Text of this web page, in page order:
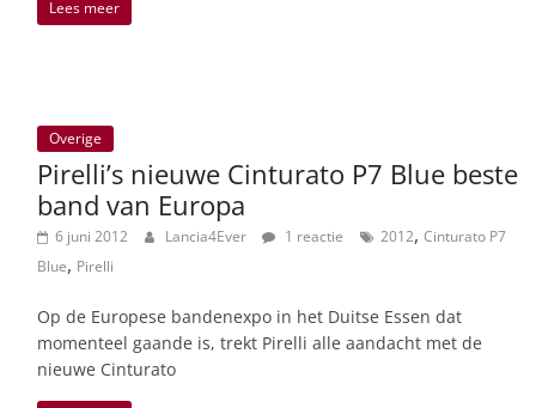
Lees meer
Overige
Pirelli’s nieuwe Cinturato P7 Blue beste
band van Europa
6 juni 2012 Lancia4Ever 1 reactie 2012, Cinturato P7
Blue, Pirelli
Op de Europese bandenexpo in het Duitse Essen dat
momenteel gaande is, trekt Pirelli alle aandacht met de
nieuwe Cinturato